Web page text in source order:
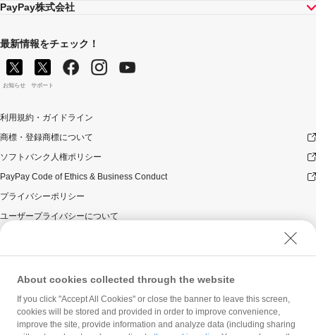
PayPay株式会社
最新情報をチェック！
お知らせ サポート
利用規約・ガイドライン
商標・登録商標について
ソフトバンク人権ポリシー
PayPay Code of Ethics & Business Conduct
プライバシーポリシー
ユーザープライバシーについて
ウェブサイト利用規約
反社会的勢力に対する方針
勧誘方針
マネロン等基本方針
About cookies collected through the website
If you click "Accept All Cookies" or close the banner to leave this screen,
cookies will be stored and provided in order to improve convenience,
improve the site, provide information and analyze data (including sharing